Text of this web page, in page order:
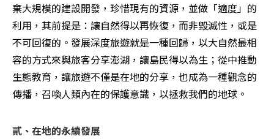
棄大規模的建設開發，珍惜現有的資源，並做「適度」的
利用，其前提是：讓自然得以再恢復，而非毀滅性，或是
不可回復的。發展深度旅遊就是一種回歸，以大自然最相
容的方式來與旅客分享澎湖，讓島民得以為生；從中推動
生態教育，讓旅遊不僅是在地的分享，也成為一種觀念的
傳播，召喚人類內在的保護意識，以拯救我們的地球。
貳、在地的永續發展